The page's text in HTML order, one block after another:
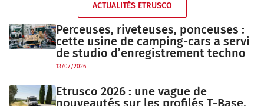
ACTUALITÉS ETRUSCO
Perceuses, riveteuses, ponceuses :
cette usine de camping-cars a servi
de studio d’enregistrement techno
13/07/2026
Etrusco 2026 : une vague de
nouveautés sur les profilés T-Base,